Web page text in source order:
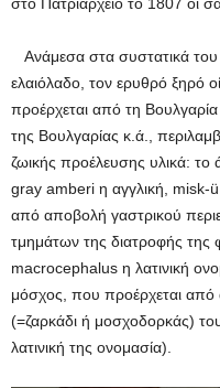
Ανάμεσα στα συστατικά
ελαιόλαδο, τον ερυθρό ξηρό
προέρχεται από τη Βουλγαρία
της Βουλγαρίας κ.ά.,
ζωικής προέλευσης υλικά: το
gray amberi η αγγλική, misk-
από αποβολή γαστρικού
τμημάτων της διατροφής
macrocephalus η λατινική
μόσχος, που προέρχεται από
(=ζαρκάδι ή μοσχοδορκάς)
λατινική της ονομασία).